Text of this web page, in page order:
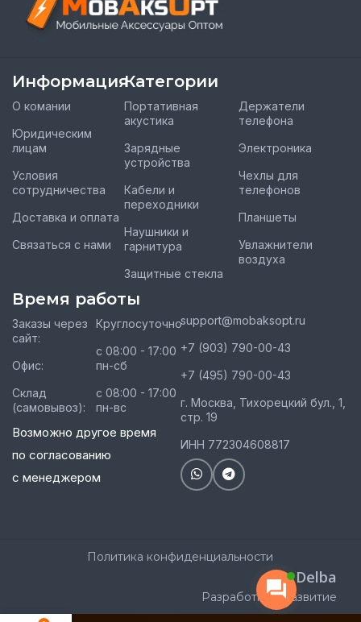
Информация
О комании
Юридическим
лицам
Условия
сотрудничества
Доставка и оплата
Связаться с нами
Категории
Портативная
акустика
Зарядные
устройства
Кабели и
переходники
Наушники и
гарнитура
Защитные стекла
Держатели
телефона
Электроника
Чехлы для
телефонов
Планшеты
Увлажнители
воздуха
Время работы
Заказы через
сайт:
Офис:
Склад
(самовывоз):
Круглосуточно
с 08:00 - 17:00
пн-сб
с 08:00 - 17:00
пн-вс
Возможно другое время
по согласованию
с менеджером
support@mobaksopt.ru
+7 (903) 790-00-43
+7 (495) 790-00-43
г. Москва, Тихорецкий бул., 1,
стр. 19
ИНН 772304608817
Политика конфиденциальности
Delba
Разработка и развитие